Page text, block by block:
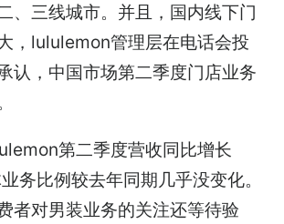
、三线城市。并且，国内线下门
，lululemon管理层在电话会投
认，中国市场第二季度门店业务
第二季度营收同比增长
务比例较去年同期几乎没变化。
者对男装业务的关注还等待验